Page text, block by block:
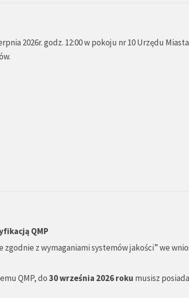
2026r. godz. 12:00 w pokoju nr 10 Urzędu
QMP
z wymaganiami systemów jakości” we
QMP, do30 września 2026 roku musisz